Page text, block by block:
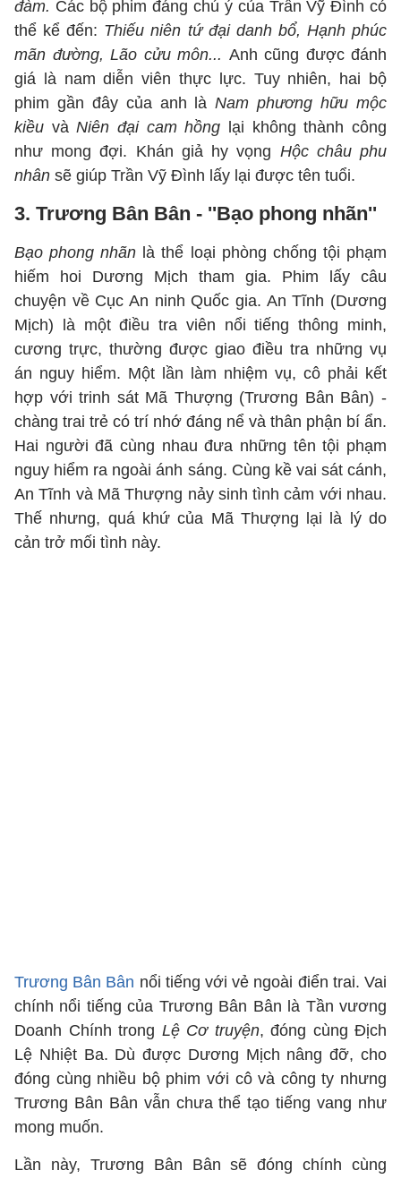
đàm. Các bộ phim đáng chú ý của Trần Vỹ Đình có
thể kể đến: Thiếu niên tứ đại danh bổ, Hạnh phúc
mãn đường, Lão cửu môn... Anh cũng được đánh
giá là nam diễn viên thực lực. Tuy nhiên, hai bộ
phim gần đây của anh làNam phương hữu mộc
kiều vàNiên đại cam hồng
lại không thành công
như mong đợi. Khán giả hy vọng Hộc châu phu
nhân sẽ giúp Trần Vỹ Đình lấy lại được tên tuổi.
3. Trương Bân Bân - ''Bạo phong nhãn''
Bạo phong nhãn là thể loại phòng chống tội phạm
hiếm hoi Dương Mịch tham gia. Phim lấy câu
chuyện về Cục An ninh Quốc gia. An Tĩnh (Dương
Mịch) là một điều tra viên nổi tiếng thông minh,
cương trực, thường được giao điều tra những vụ
án nguy hiểm. Một lần làm nhiệm vụ, cô phải kết
hợp với trinh sát Mã Thượng (Trương Bân Bân) -
chàng trai trẻ có trí nhớ đáng nể và thân phận bí ẩn.
Hai người đã cùng nhau đưa những tên tội phạm
nguy hiểm ra ngoài ánh sáng. Cùng kề vai sát cánh,
An Tĩnh và Mã Thượng nảy sinh tình cảm với nhau.
Thế nhưng, quá khứ của Mã Thượng lại là lý do
cản trở mối tình này.
Trương Bân Bân nổi tiếng với vẻ ngoài điển trai. Vai
chính nổi tiếng của Trương Bân Bân là Tần vương
Doanh Chính trong Lệ Cơ truyện, đóng cùng Địch
Lệ Nhiệt Ba. Dù được Dương Mịch nâng đỡ, cho
đóng cùng nhiều bộ phim với cô và công ty nhưng
Trương Bân Bân vẫn chưa thể tạo tiếng vang như
mong muốn.
Lần này, Trương Bân Bân sẽ đóng chính cùng